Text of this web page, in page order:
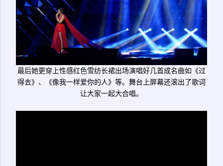
最后她更穿上性感红色雪纺长裙出场演唱好几首成名曲如《过
得去》、《像我一样爱你的人》等。舞台上屏幕还滚出了歌词
让大家一起大合唱。